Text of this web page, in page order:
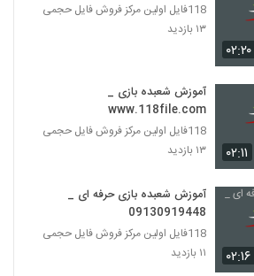
۰۲:۲۰
118فایل اولین مرکز فروش فایل حجمی
۱۳ بازدید
۰۲:۱۱
آموزش شعبده بازی _
www.118file.com
118فایل اولین مرکز فروش فایل حجمی
۱۳ بازدید
۰۲:۱۶
آموزش شعبده بازی حرفه ای _
09130919448
118فایل اولین مرکز فروش فایل حجمی
۱۱ بازدید